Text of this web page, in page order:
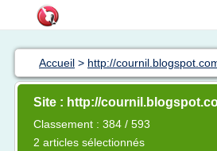
Accueil > http://
Site : http://
Classement : 384 / 593
2 articles sélectionnés